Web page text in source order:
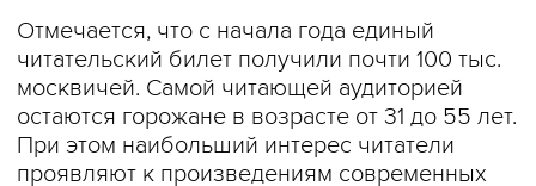
Отмечается, что с начала года единый
читательский билет получили почти 100 тыс.
москвичей. Самой читающей аудиторией
остаются горожане в возрасте от 31 до 55 лет.
При этом наибольший интерес читатели
проявляют к произведениям современных